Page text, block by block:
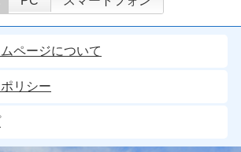
ページについて
リシー